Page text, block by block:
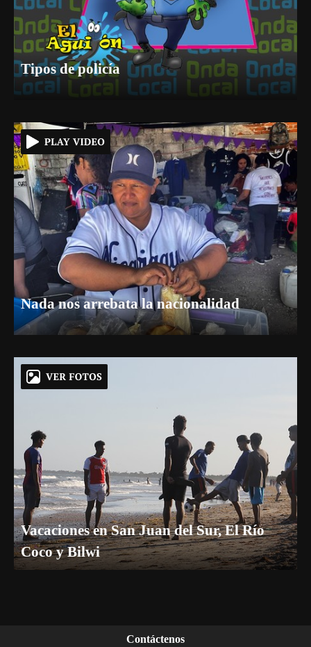
Tipos de policía
Nada nos arrebata la nacionalidad
Vacaciones en San Juan del Sur, El Río
Coco y Bilwi
Contáctenos